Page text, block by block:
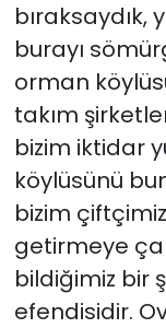
burayı
orman
takım
bizim iktidar
köylüsünü
bizim
getirmeye
bildiğimiz bir
efendisidir.